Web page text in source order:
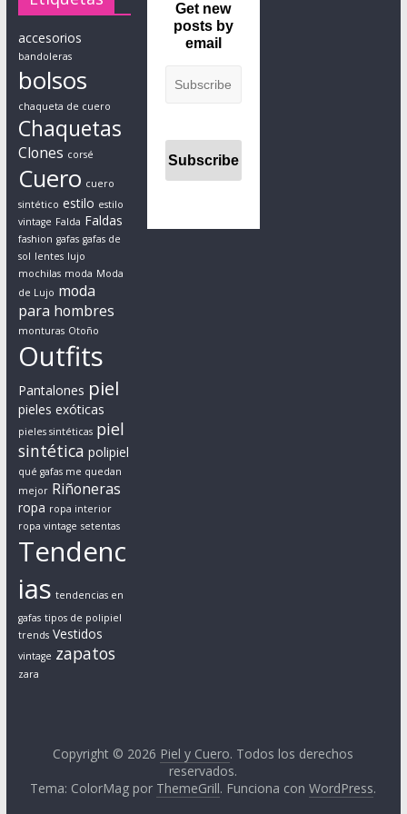
s
t
a
r
á
c
t
i
c
o
a
d
a
p
t
d
o
a
h
o
m
b
e
s
y
m
u
accesorios
bandoleras
bolsos
chaqueta de cuero
Chaquetas
Clones corsé
Cuero cuero
sintético estilo estilo
vintage Falda Faldas
fashion gafas gafas de
sol lentes lujo
mochilas moda Moda
de Lujo moda
para hombres
monturas Otoño
Outfits
Pantalones piel
pieles exóticas
pieles sintéticas piel
sintética polipiel
qué gafas me quedan
mejor Riñoneras
ropa ropa interior
ropa vintage setentas
Tendenc
ias tendencias en
gafas tipos de polipiel
trends Vestidos
vintage zapatos
zara
Get new
posts by
email
Copyright © 2026 Piel y Cuero. Todos los derechos
reservados.
Tema: ColorMag por ThemeGrill. Funciona conWordPress.